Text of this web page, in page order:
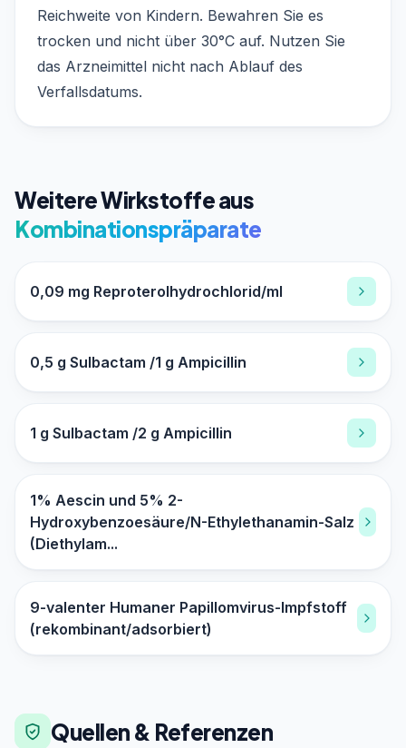
Reichweite von Kindern. Bewahren Sie es
trocken und nicht über 30°C auf. Nutzen Sie
das Arzneimittel nicht nach Ablauf des
Verfallsdatums.
Weitere Wirkstoffe aus
Kombinationspräparate
0,09 mg Reproterolhydrochlorid/ml
0,5 g Sulbactam /1 g Ampicillin
1 g Sulbactam /2 g Ampicillin
1% Aescin und 5% 2-
Hydroxybenzoesäure/N-Ethylethanamin-Salz
(Diethylam...
9-valenter Humaner Papillomvirus-Impfstoff
(rekombinant/adsorbiert)
Quellen & Referenzen